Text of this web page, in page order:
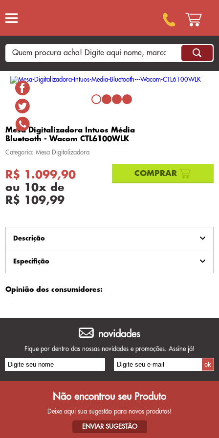
Mesa Digitalizadora Intuos Média
Bluetooth - Wacom CTL6100WLK
Categoria: Mesa Digitalizadora
R$ 1.099,90
ou 10x de
R$ 109,99
Descrição
Especifição
Opinião dos consumidores:
novidades
Fique por dentro das nossas novidades e promoções. Assine já!
Não encontrou seu Produto
Deixe aqui sua sugestão para novos produtos!
ENVIAR SUGESTÃO